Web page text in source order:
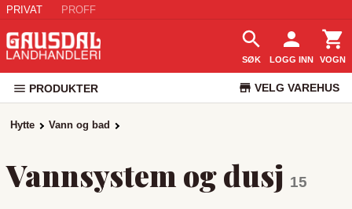
PRIVAT PROFF
SØK LOGG INN VOGN
PRODUKTER VELG VAREHUS
Hytte Vann og bad
Vannsystem og dusj 15